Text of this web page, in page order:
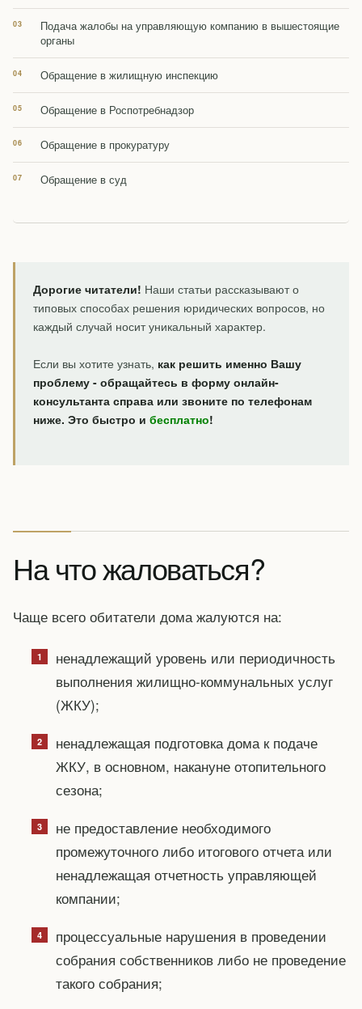
Подача жалобы на управляющую компанию в вышестоящие
органы
Обращение в жилищную инспекцию
Обращение в Роспотребнадзор
Обращение в прокуратуру
Обращение в суд
Дорогие читатели! Наши статьи рассказывают о
типовых способах решения юридических вопросов, но
каждый случай носит уникальный характер.
Если вы хотите узнать, как решить именно Вашу
проблему - обращайтесь в форму онлайн-
консультанта справа или звоните по телефонам
ниже. Это быстро и бесплатно!
На что жаловаться?
Чаще всего обитатели дома жалуются на:
ненадлежащий уровень или периодичность
выполнения жилищно-коммунальных услуг
(ЖКУ);
ненадлежащая подготовка дома к подаче
ЖКУ, в основном, накануне отопительного
сезона;
не предоставление необходимого
промежуточного либо итогового отчета или
ненадлежащая отчетность управляющей
компании;
процессуальные нарушения в проведении
собрания собственников либо не проведение
такого собрания;